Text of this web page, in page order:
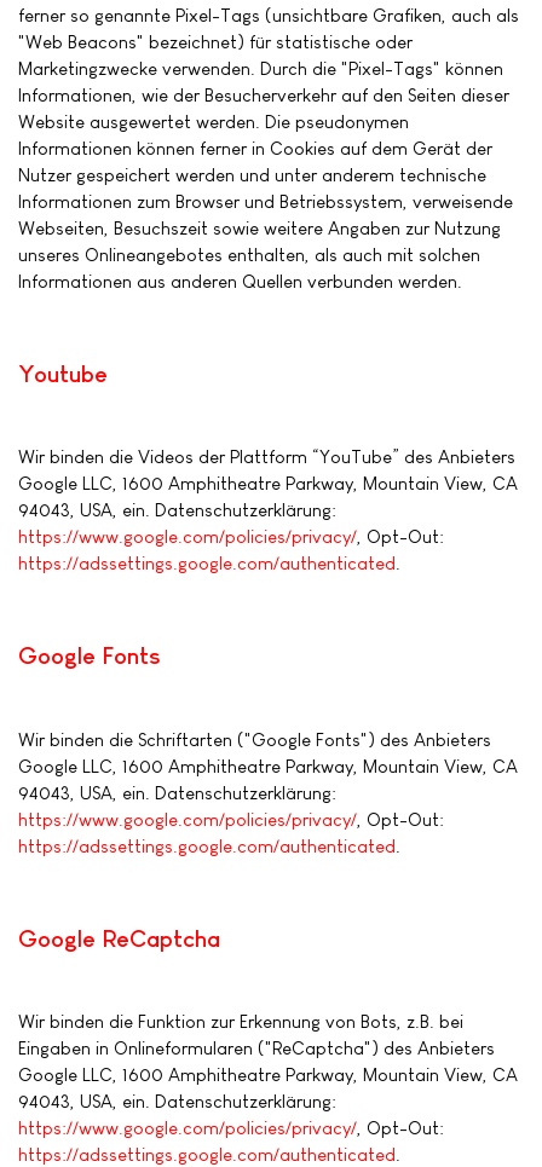
ferner so genannte Pixel-Tags (unsichtbare Grafiken, auch als
"Web Beacons" bezeichnet) für statistische oder
Marketingzwecke verwenden. Durch die "Pixel-Tags" können
Informationen, wie der Besucherverkehr auf den Seiten dieser
Website ausgewertet werden. Die pseudonymen
Informationen können ferner in Cookies auf dem Gerät der
Nutzer gespeichert werden und unter anderem technische
Informationen zum Browser und Betriebssystem, verweisende
Webseiten, Besuchszeit sowie weitere Angaben zur Nutzung
unseres Onlineangebotes enthalten, als auch mit solchen
Informationen aus anderen Quellen verbunden werden.
Youtube
Wir binden die Videos der Plattform “YouTube” des Anbieters
Google LLC, 1600 Amphitheatre Parkway, Mountain View, CA
94043, USA, ein. Datenschutzerklärung:
https://www.google.com/policies/privacy/ , Opt-Out:
https://adssettings.google.com/authenticated
Google Fonts
Wir binden die Schriftarten ("Google Fonts") des Anbieters
Google LLC, 1600 Amphitheatre Parkway, Mountain View, CA
94043, USA, ein. Datenschutzerklärung:
https://www.google.com/policies/privacy/ , Opt-Out:
https://adssettings.google.com/authenticated
Google ReCaptcha
Wir binden die Funktion zur Erkennung von Bots, z.B. bei
Eingaben in Onlineformularen ("ReCaptcha") des Anbieters
Google LLC, 1600 Amphitheatre Parkway, Mountain View, CA
94043, USA, ein. Datenschutzerklärung:
https://www.google.com/policies/privacy/ , Opt-Out:
https://adssettings.google.com/authenticated